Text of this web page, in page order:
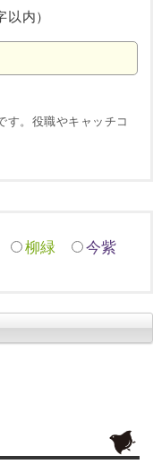
内）
。役職やキャッチコ
柳緑 今紫